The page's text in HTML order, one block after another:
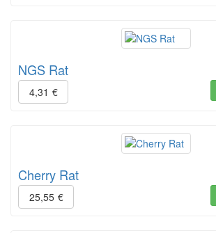
NGS Rat
4,31 €
Cherry Rat
25,55 €